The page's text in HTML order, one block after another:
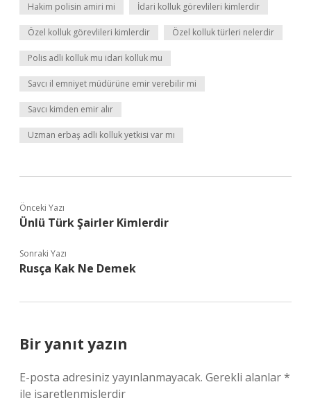
Hakim polisin amiri mi İdari kolluk görevlileri kimlerdir
Özel kolluk görevlileri kimlerdir Özel kolluk türleri nelerdir
Polis adli kolluk mu idari kolluk mu
Savcı il emniyet müdürüne emir verebilir mi
Savcı kimden emir alır
Uzman erbaş adli kolluk yetkisi var mı
Önceki Yazı
Ünlü Türk Şairler Kimlerdir
Sonraki Yazı
Rusça Kak Ne Demek
Bir yanıt yazın
E-posta adresiniz yayınlanmayacak. Gerekli alanlar*
ile işaretlenmişlerdir